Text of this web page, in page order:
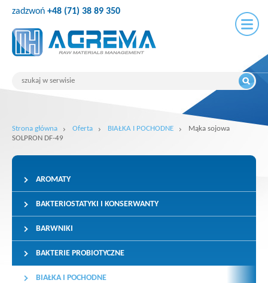
zadzwoń +48 (71) 38 89 350
Strona główna Oferta BIAŁKA I POCHODNE
Mąka sojowa
SOLPRON DF-49
AROMATY
BAKTERIOSTATYKI I KONSERWANTY
BARWNIKI
BAKTERIE PROBIOTYCZNE
BIAŁKA I POCHODNE